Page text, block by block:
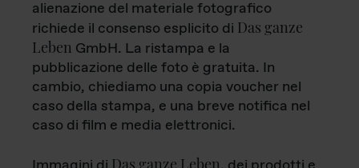
alienazione del materiale fotografico
richiede il consenso esplicito di Das ganze
Leben GmbH. La ristampa e la
pubblicazione delle foto è gratuita. In
cambio, chiediamo una copia voucher nel
caso della stampa, e una breve notifica nel
caso di film e media elettronici.
Das ganze Leben